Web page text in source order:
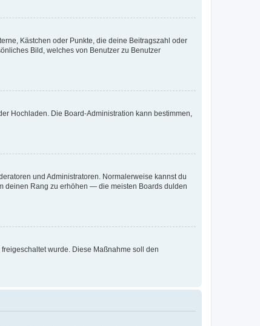
Kästchen oder Punkte, die deine Beitragszahl oder
Bild, welches von Benutzer zu Benutzer
Hochladen. Die Board-Administration kann bestimmen,
und Administratoren. Normalerweise kannst du
deinen Rang zu erhöhen — die meisten Boards dulden
wurde. Diese Maßnahme soll den